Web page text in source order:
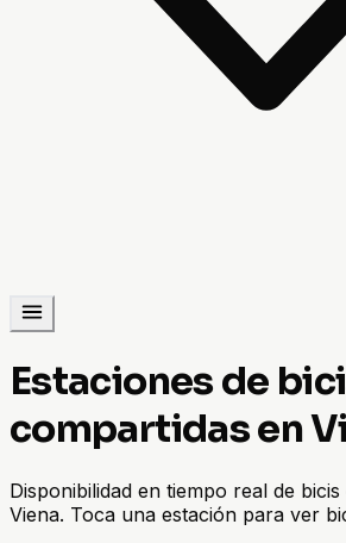
Estaciones de
compartidas en
Disponibilidad en tiempo real de
Viena. Toca una estación para ver